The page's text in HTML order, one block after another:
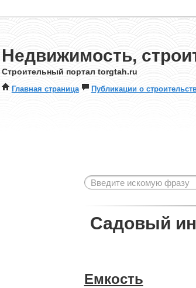
Недвижимость,
Строительный портал torgtah.ru
Главная страница Публикации о
Садовый
Емкость